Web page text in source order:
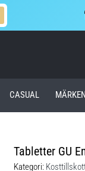
CASUAL MÄRKEN
Tabletter GU
Kategori: